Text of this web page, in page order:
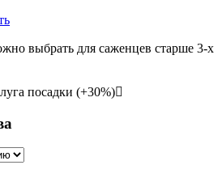
выбрать для саженцев старше 3-х
посадки (+30%)